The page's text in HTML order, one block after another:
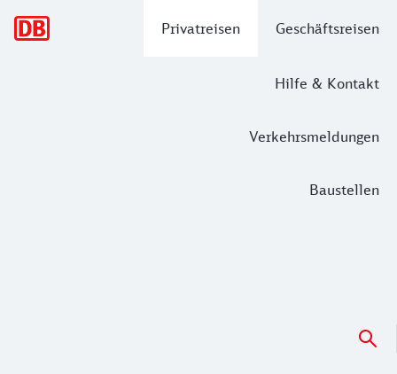
Privatreisen Geschäftsreisen
Hilfe & Kontakt
Verkehrsmeldungen
Baustellen